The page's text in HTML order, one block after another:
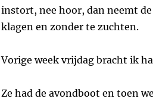
instort, nee hoor, dan neemt
klagen en zonder te zuchten.
Vorige week vrijdag bracht ik
Ze had de avondboot en toen